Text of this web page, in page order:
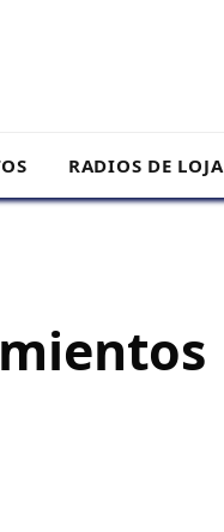
RADIOS DE LOJA